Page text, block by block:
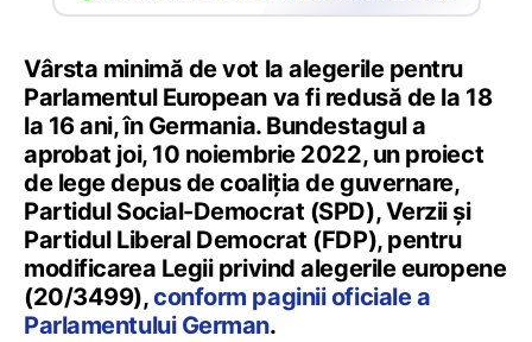
Vârsta minimă de vot la alegerile pentru
Parlamentul European va fi redusă de la 18
la 16 ani, în Germania. Bundestagul a
aprobat joi, 10 noiembrie 2022, un proiect
de lege depus de coaliția de guvernare,
Partidul Social-Democrat (SPD), Verzii și
Partidul Liberal Democrat (FDP), pentru
modificarea Legii privind alegerile europene
(20/3499),conform paginii oficiale a
Parlamentului German.